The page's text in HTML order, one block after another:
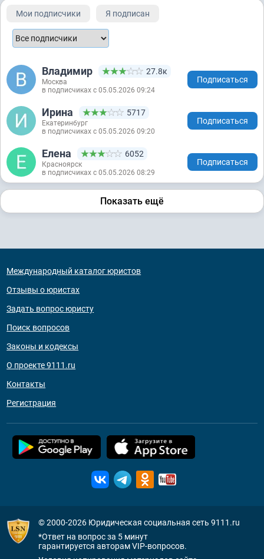
Мои подписчики Я подписан
Владимир 27.8к
Москва
в подписчиках с 05.05.2026 09:24
Подписаться
Ирина 5717
Екатеринбург
в подписчиках с 05.05.2026 09:20
Подписаться
Елена 6052
Красноярск
в подписчиках с 05.05.2026 08:29
Подписаться
Показать ещё
Международный каталог юристов
Отзывы о юристах
Задать вопрос юристу
Поиск вопросов
Законы и кодексы
О проекте 9111.ru
Контакты
Регистрация
© 2000-2026 Юридическая социальная сеть 9111.ru
*Ответ на вопрос за 5 минут
гарантируется авторам VIP-вопросов.